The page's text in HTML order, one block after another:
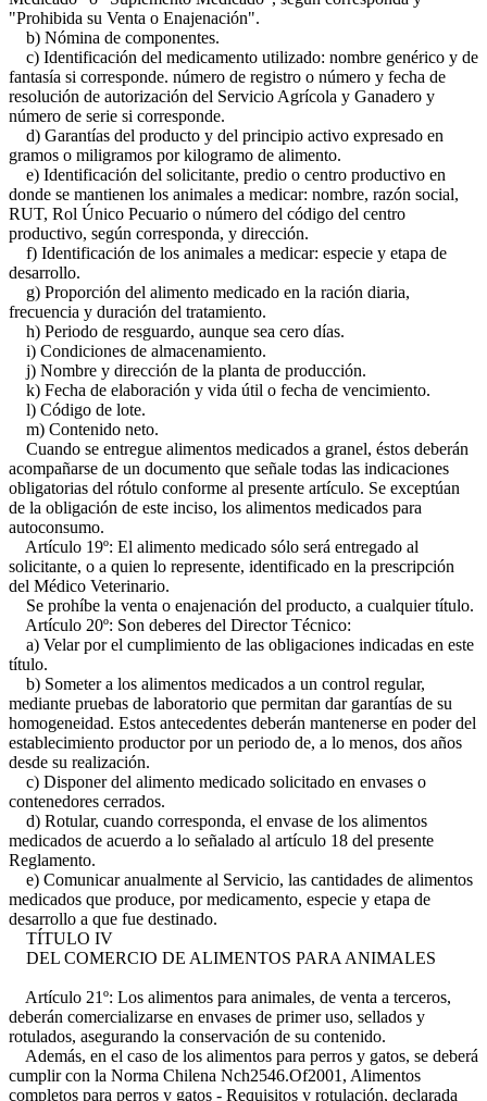
"Prohibida su Venta o Enajenación".
b) Nómina de componentes.
c) Identificación del medicamento utilizado: nombre genérico y de
fantasía si corresponde. número de registro o número y fecha de
resolución de autorización del Servicio Agrícola y Ganadero y
número de serie si corresponde.
d) Garantías del producto y del principio activo expresado en
gramos o miligramos por kilogramo de alimento.
e) Identificación del solicitante, predio o centro productivo en
donde se mantienen los animales a medicar: nombre, razón social,
RUT, Rol Único Pecuario o número del código del centro
productivo, según corresponda, y dirección.
f) Identificación de los animales a medicar: especie y etapa de
desarrollo.
g) Proporción del alimento medicado en la ración diaria,
frecuencia y duración del tratamiento.
h) Periodo de resguardo, aunque sea cero días.
i) Condiciones de almacenamiento.
j) Nombre y dirección de la planta de producción.
k) Fecha de elaboración y vida útil o fecha de vencimiento.
l) Código de lote.
m) Contenido neto.
Cuando se entregue alimentos medicados a granel, éstos deberán
acompañarse de un documento que señale todas las indicaciones
obligatorias del rótulo conforme al presente artículo. Se exceptúan
de la obligación de este inciso, los alimentos medicados para
autoconsumo.
Artículo 19º: El alimento medicado sólo será entregado al
solicitante, o a quien lo represente, identificado en la prescripción
del Médico Veterinario.
Se prohíbe la venta o enajenación del producto, a cualquier título.
Artículo 20º: Son deberes del Director Técnico:
a) Velar por el cumplimiento de las obligaciones indicadas en este
título.
b) Someter a los alimentos medicados a un control regular,
mediante pruebas de laboratorio que permitan dar garantías de su
homogeneidad. Estos antecedentes deberán mantenerse en poder del
establecimiento productor por un periodo de, a lo menos, dos años
desde su realización.
c) Disponer del alimento medicado solicitado en envases o
contenedores cerrados.
d) Rotular, cuando corresponda, el envase de los alimentos
medicados de acuerdo a lo señalado al artículo 18 del presente
Reglamento.
e) Comunicar anualmente al Servicio, las cantidades de alimentos
medicados que produce, por medicamento, especie y etapa de
desarrollo a que fue destinado.
TÍTULO IV
DEL COMERCIO DE ALIMENTOS PARA ANIMALES
Artículo 21º: Los alimentos para animales, de venta a terceros,
deberán comercializarse en envases de primer uso, sellados y
rotulados, asegurando la conservación de su contenido.
Además, en el caso de los alimentos para perros y gatos, se deberá
cumplir con la Norma Chilena Nch2546.Of2001, Alimentos
completos para perros y gatos - Requisitos y rotulación, declarada